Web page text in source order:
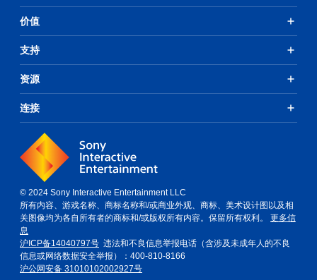
价值
支持
资源
连接
© 2024 Sony Interactive Entertainment LLC
所有内容、游戏名称、商标名称和/或商业外观、商标、美术设计图以及相
关图像均为各自所有者的商标和/或版权所有内容。保留所有权利。 更多信
息
沪ICP备14040797号 违法和不良信息举报电话（含涉及未成年人的不良
信息或网络数据安全举报）：400-810-8166
沪公网安备 31010102002927号